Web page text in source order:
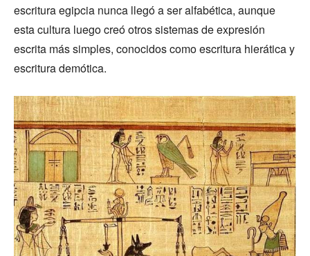
escritura egipcia nunca llegó a ser alfabética, aunque
esta cultura luego creó otros sistemas de expresión
escrita más simples, conocidos como escritura hierática y
escritura demótica.